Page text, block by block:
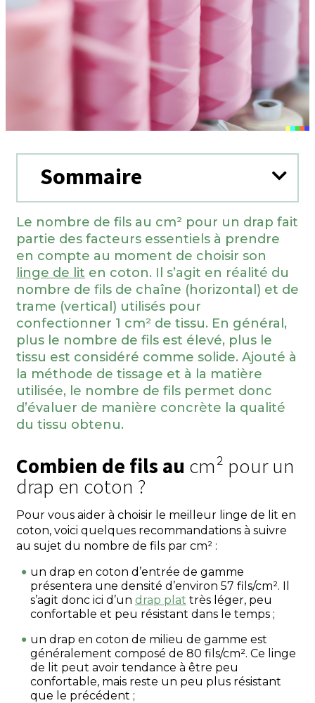
Sommaire
Le nombre de fils au cm² pour un drap fait
partie des facteurs essentiels à prendre
en compte au moment de choisir son
linge de lit en coton. Il s’agit en réalité du
nombre de fils de chaîne (horizontal) et de
trame (vertical) utilisés pour
confectionner 1 cm² de tissu. En général,
plus le nombre de fils est élevé, plus le
tissu est considéré comme solide. Ajouté à
la méthode de tissage et à la matière
utilisée, le nombre de fils permet donc
d’évaluer de manière concrète la qualité
du tissu obtenu.
Combien de fils au cm² pour un
drap en coton ?
Pour vous aider à choisir le meilleur linge de lit en
coton, voici quelques recommandations à suivre
au sujet du nombre de fils par cm² :
un drap en coton d’entrée de gamme
présentera une densité d’environ 57 fils/cm². Il
s’agit donc ici d’un drap plat très léger, peu
confortable et peu résistant dans le temps ;
un drap en coton de milieu de gamme est
généralement composé de 80 fils/cm². Ce linge
de lit peut avoir tendance à être peu
confortable, mais reste un peu plus résistant
que le précédent ;